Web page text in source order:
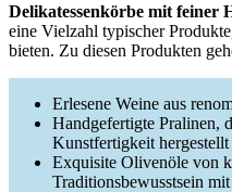
Delikatessenkörbe mit feiner
eine Vielzahl typischer
bieten. Zu diesen Produkten
Erlesene Weine aus
Handgefertigte Pralinen,
Kunstfertigkeit hergestellt
Exquisite Olivenöle von
Traditionsbewusstsein